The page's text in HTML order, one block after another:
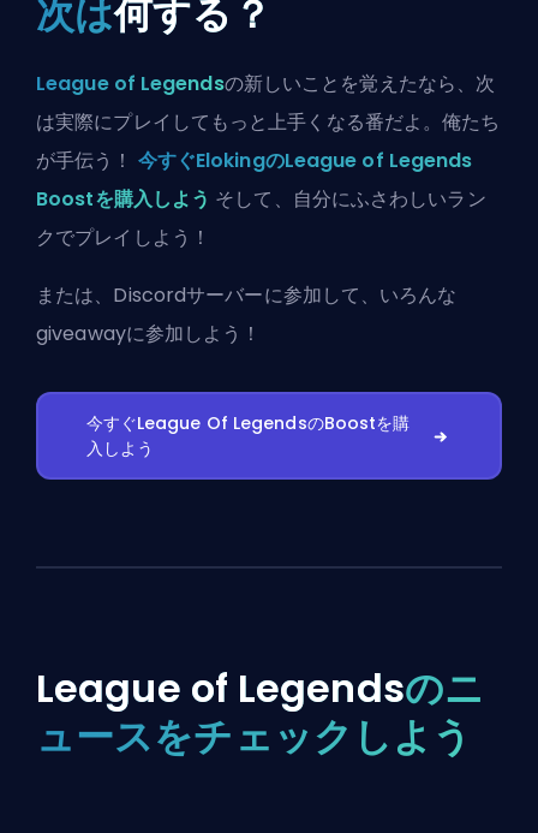
次は何する？
League of Legendsの新しいことを覚えたなら、次
は実際にプレイしてもっと上手くなる番だよ。俺たち
が手伝う！ 今すぐElokingのLeague of Legends
Boostを購入しよう そして、自分にふさわしいラン
クでプレイしよう！
または、 Discordサーバーに参加して、いろんな
giveawayに参加しよう！
今すぐLeague Of LegendsのBoostを購
入しよう
League of Legendsのニ
ュースをチェックしよう